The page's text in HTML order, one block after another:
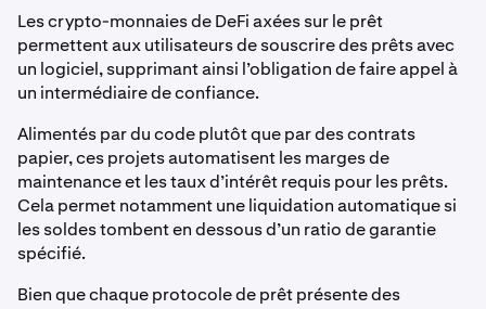
Les crypto-monnaies de DeFi axées sur le prêt
permettent aux utilisateurs de souscrire des prêts avec
un logiciel, supprimant ainsi l’obligation de faire appel à
un intermédiaire de confiance.
Alimentés par du code plutôt que par des contrats
papier, ces projets automatisent les marges de
maintenance et les taux d’intérêt requis pour les prêts.
Cela permet notamment une liquidation automatique si
les soldes tombent en dessous d’un ratio de garantie
spécifié.
Bien que chaque protocole de prêt présente des